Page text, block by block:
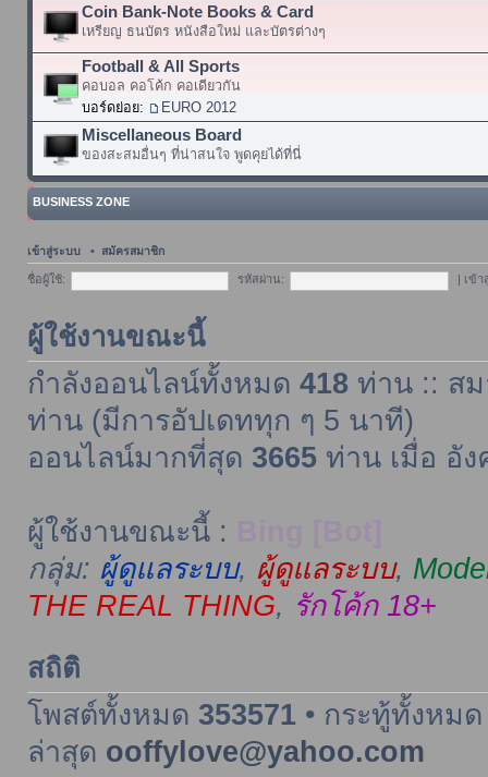
Coin Bank-Note Books & Card
เหรียญ ธนบัตร หนังสือใหม่ และบัตรต่างๆ
Football & All Sports
คอบอล คอโค้ก คอเดียวกัน
บอร์ดย่อย:
EURO 2012
Miscellaneous Board
ของสะสมอื่นๆ ที่น่าสนใจ พูดคุยได้ที่นี่
BUSINESS ZONE
เข้าสู่ระบบ • สมัครสมาชิก
ชื่อผู้ใช้: รหัสผ่าน: เข้
ผู้ใช้งานขณะนี้
กำลังออนไลน์ทั้งหมด 418 ท่าน :: ส
ท่าน (มีการอัปเดททุก ๆ 5 นาที)
ออนไลน์มากที่สุด 3665ท่าน เมื่อ อัง
ผู้ใช้งานขณะนี้ :
กลุ่ม: ผู้ดูแลระบบ, ผู้ดูแลระบบ,
THE REAL THING, รักโค้ก 18+
สถิติ
โพสต์ทั้งหมด 353571• กระทู้ทั้งหม
ล่าสุด ooffylove@yahoo.com